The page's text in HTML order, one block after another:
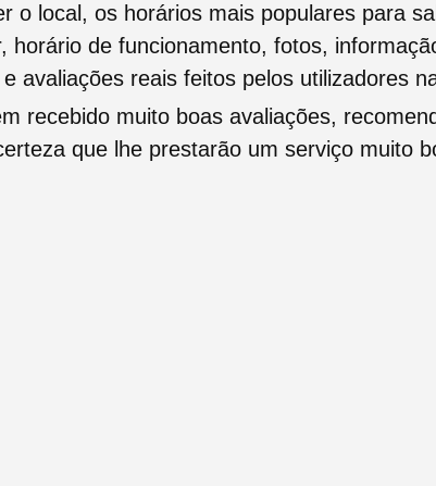
o local, os horários mais populares para
horário de funcionamento, fotos,
avaliações reais feitos pelos utilizadores
recebido muito boas avaliações,
que lhe prestarão um serviço muito